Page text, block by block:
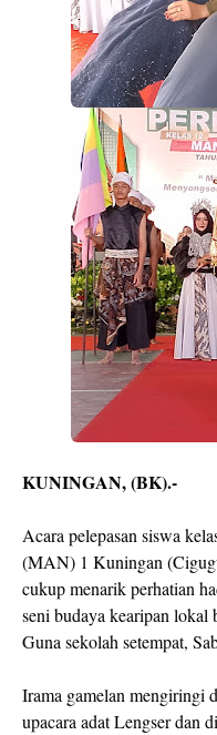
KUNINGAN, (BK).-
Acara pelepasan siswa
(MAN) 1 Kuningan
cukup menarik perhatian
seni budaya kearipan lokal
Guna sekolah setempat,
Irama gamelan mengiringi
upacara adat Lengser dan